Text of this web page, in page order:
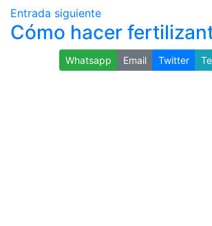
Entrada siguiente
Cómo hacer
Whatsapp Email Twitter